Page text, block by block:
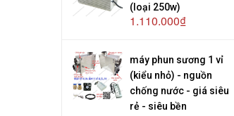
(loại 250w)
1.110.000₫
máy phun sương 1 vỉ
(kiểu nhỏ) - nguồn
chống nước - giá siêu
rẻ - siêu bền